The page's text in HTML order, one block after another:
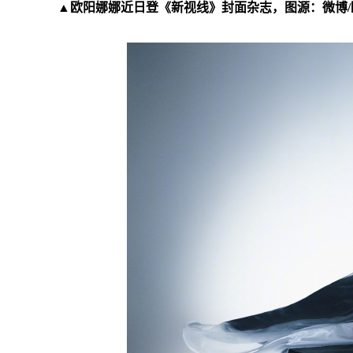
▲欧阳娜娜近日登《新视线》封面杂志，图源：微博